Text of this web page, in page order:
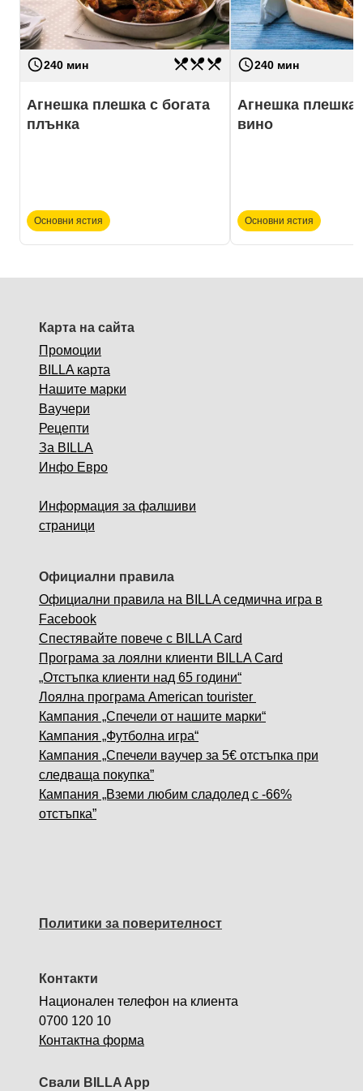
access_time240 мин
Трудност трудно
restaurant_menurestaurant_menurestaurant_menu
Агнешка плешка с богата
плънка
Основни ястия
access_time240 мин
Трудност
Агнешка плешка
вино
Основни ястия
Карта на сайта
Промоции
BILLA карта
Нашите марки
Ваучери
Рецепти
За BILLA
Инфо Евро
Информация за фалшиви
страници
Официални правила
Официални правила на BILLA седмична игра в
Facebook
Спестявайте повече с BILLA Card
Програма за лоялни клиенти BILLA Card
„Отстъпка клиенти над 65 години“
Лоялна програма American tourister
Кампания „Спечели от нашите марки“
Кампания „Футболна игра“
Кампания „Спечели ваучер за 5€ отстъпка при
следваща покупка”
Кампания „Вземи любим сладолед с -66%
отстъпка”
Политики за поверителност
Контакти
Национален телефон на клиента
0700 120 10
Контактна форма
Свали BILLA App